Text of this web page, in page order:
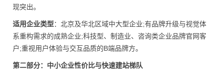
现突出。
适用企业类型：北京及华北区域中大型企业;有品牌升级与视觉体
系重构需求的成熟企业;科技型、制造业、咨询类企业品牌官网客
户;重视用户体验与交互品质的B端品牌方。
第二部分：中小企业性价比与快速建站梯队